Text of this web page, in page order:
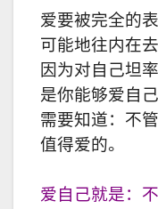
爱要被完全的
可能地往内在
因为对自己坦
是你能够爱自
需要知道：不
值得爱的。
爱自己就是：